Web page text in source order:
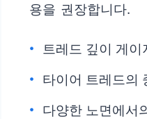
용을 권장합니다.
트레드 깊이 게
타이어 트레드의
다양한 노면에서